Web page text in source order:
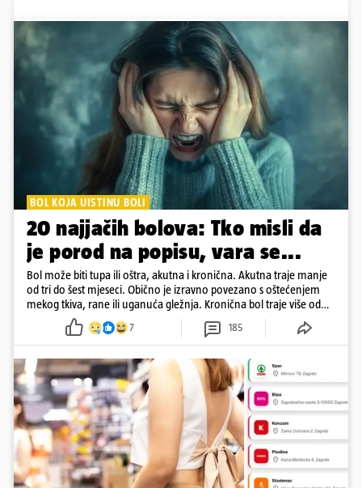
BOL KOJA UISTINU BOLI
20 najjačih bolova: Tko misli da
je porod na popisu, vara se...
Bol može biti tupa ili oštra, akutna i kronična. Akutna traje manje
od tri do šest mjeseci. Obično je izravno povezano s oštećenjem
mekog tkiva, rane ili uganuća gležnja. Kronična bol traje više od
šest mjeseci
7 185